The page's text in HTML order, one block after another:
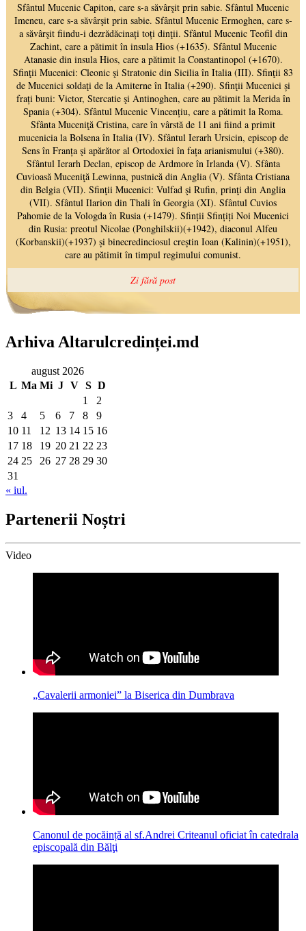
Arhiva Altarulcredinței.md
august 2026
L Ma Mi J V S D
1
2
3
4 5 6 7 8
9
10 11 12 13 14 15 16
17 18 19 20 21 22 23
24 25 26 27 28 29 30
31
« iul.
Partenerii Noștri
Video
„Cavalerii armoniei” la Biserica din Dumbrava
Canonul de pocăință al sf.Andrei Criteanul oficiat în catedrala
episcopală din Bălţi